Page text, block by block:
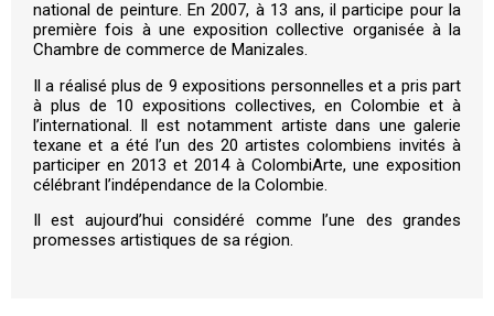
national de peinture. En 2007, à 13 ans, il participe pour la
première fois à une exposition collective organisée à la
Chambre de commerce de Manizales.
Il a réalisé plus de 9 expositions personnelles et a pris part
à plus de 10 expositions collectives, en Colombie et à
l’international. Il est notamment artiste dans une galerie
texane et a été l’un des 20 artistes colombiens invités à
participer en 2013 et 2014 à ColombiArte, une exposition
célébrant l’indépendance de la Colombie.
Il est aujourd’hui considéré comme l’une des grandes
promesses artistiques de sa région.